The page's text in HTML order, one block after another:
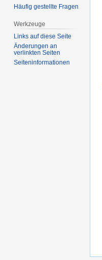
Häufig gestellte Fragen
Werkzeuge
Links auf diese Seite
Änderungen an
verlinkten Seiten
Seiten­­informationen